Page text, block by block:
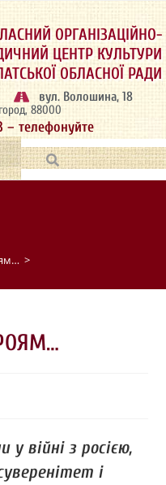
ОРГАНІЗАЦІЙНО-
ЦЕНТР КУЛЬТУРИ
ОБЛАСНОЇ РАДИ
вул. Волошина, 18
88000
– телефонуйте
>
у війні з росією,
і